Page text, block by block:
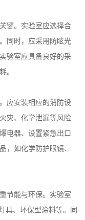
键。实验室应选择合
同时，应采用防眩光
验室应具备良好的采
。
应安装相应的消防设
灾、化学泄漏等风险
电器、设置紧急出口
，如化学防护眼镜、
节能与环保。实验室
具、环保型涂料等。同